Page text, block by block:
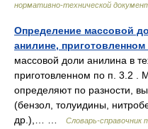
нормативно-технической
Определение массовой
анилине, приготовленном
массовой доли анилина в
приготовленном по п. 3.2 .
определяют по разности,
(бензол, толуидины,
др.),… …
Словарь-справочник